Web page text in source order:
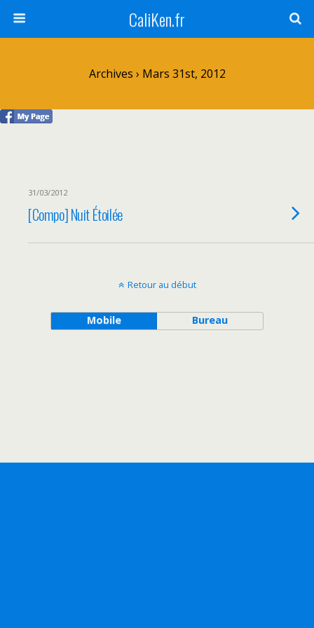
CaliKen.fr
Archives › Mars 31st, 2012
31/03/2012
[Compo] Nuit Étoilée
Retour au début
Mobile Bureau